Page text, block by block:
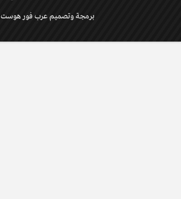
برمجة وتصميم عرب فور هوست